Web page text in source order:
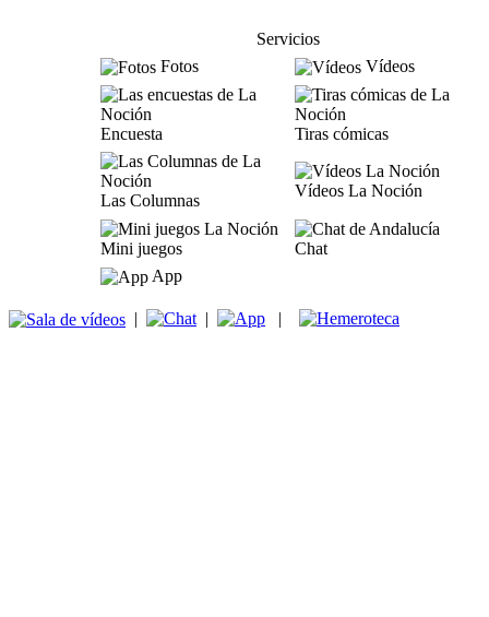
Servicios
Fotos
Vídeos
Encuesta Tiras cómicas
Las Columnas
Vídeos La Noción
Mini juegos
Chat
App
| | |